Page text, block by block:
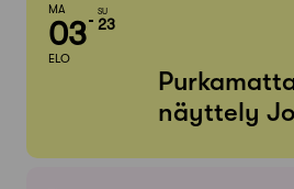
MA
03
ELO
SU
23
näyttely